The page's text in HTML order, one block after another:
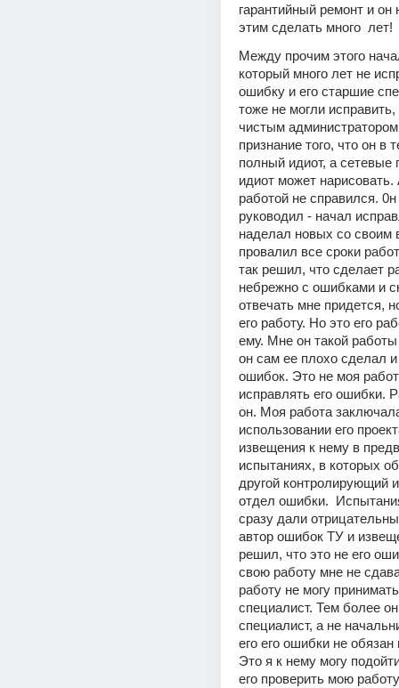
гарантийный ремонт и он
этим сделать много  лет!
Между прочим этого
который много лет не
ошибку и его старшие
тоже не могли
чистым
признание того, что он в
полный идиот, а сетевые
идиот может нарисовать.
работой не справился.
руководил - начал
наделал новых со своим
провалил все сроки
так решил, что сделает
небрежно с ошибками и
отвечать мне придется,
его работу. Но это его
ему. Мне он такой
он сам ее плохо сделал
ошибок. Это не моя
исправлять его ошибки.
он. Моя работа
использовании его
извещения к нему в
испытаниях, в которых
другой контролирующий
отдел ошибки.
сразу дали
автор ошибок ТУ и
решил, что это не его
свою работу мне не
работу не могу
специалист. Тем более
специалист, а не
его его ошибки не обязан
Это я к нему могу
его проверить мою